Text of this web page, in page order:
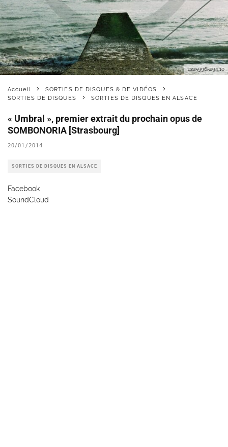
a2259965294 10
Accueil
SORTIES DE DISQUES & DE VIDÉOS
SORTIES DE DISQUES
SORTIES DE DISQUES EN ALSACE
« Umbral », premier extrait du prochain opus de
SOMBONORIA [Strasbourg]
20/01/2014
SORTIES DE DISQUES EN ALSACE
Facebook
SoundCloud